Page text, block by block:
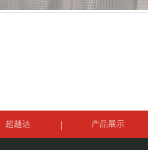
超越达 产品展示